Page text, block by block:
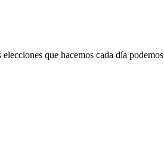
que hacemos cada día